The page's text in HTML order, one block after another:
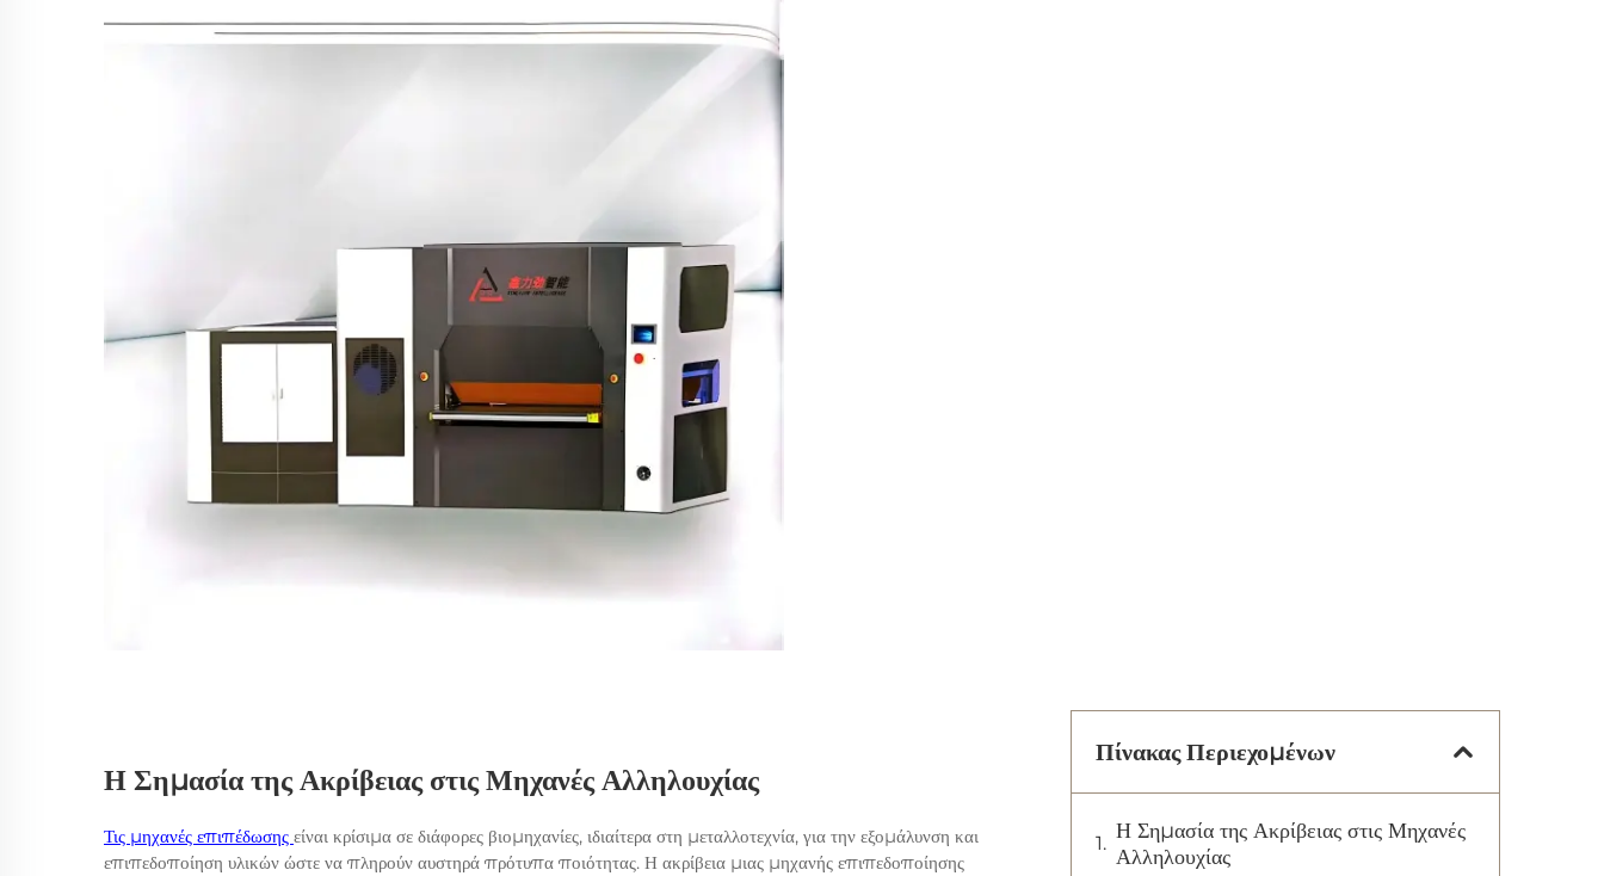
Η Σημασία της Ακρίβειας στις Μηχανές Αλληλουχίας
Τις μηχανές επιπέδωσης είναι κρίσιμα σε διάφορες βιομηχανίες, ιδιαίτερα στη μεταλλοτεχνία, για την εξομάλυνση και
επιπεδοποίηση υλικών ώστε να πληρούν αυστηρά πρότυπα ποιότητας. Η ακρίβεια μιας μηχανής επιπεδοποίησης
Πίνακας Περιεχομένων
Η Σημασία της Ακρίβειας στις Μηχανές
Αλληλουχίας